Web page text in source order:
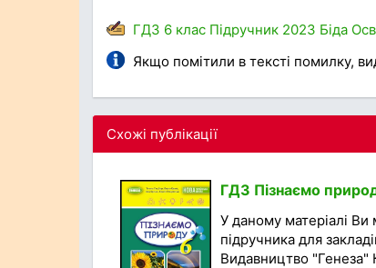
ГДЗ 6 клас Підручник 2023 Біда
Якщо помітили в тексті помилку,
Схожі публікації
ГДЗ Пізнаємо
У даному матеріалі
підручника для
Видавництво "Генеза"